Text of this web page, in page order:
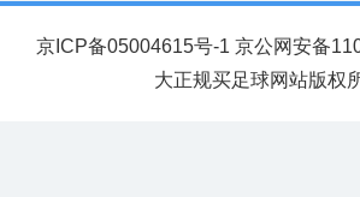
京ICP备05004615号-1 京公网安备
大正规买足球网站版权